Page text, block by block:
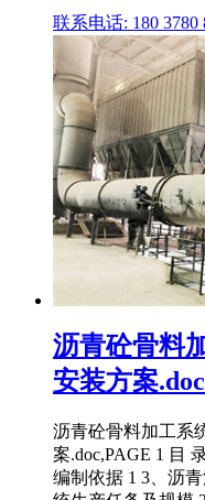
联系电话: 180 3780
沥青砼骨料
安装方案
沥青砼骨料加工系
案.doc,PAGE 1 目
编制依据 1 3、沥